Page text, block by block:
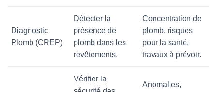
Diagnostic
Plomb (CREP)
Détecter la
présence de
plomb dans les
revêtements.
Concentration de
plomb, risques
pour la santé,
travaux à prévoir.
Vérifier la
Anomalies,